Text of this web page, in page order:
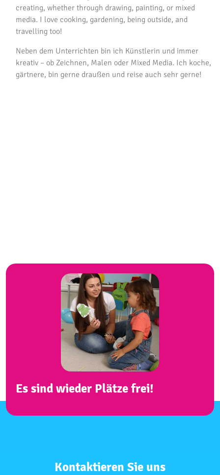
creating, whether through drawing, painting, or mixed
media. I love cooking, gardening, being outside, and
travelling too!
Neben dem Unterrichten bin ich Künstlerin und immer
kreativ – ob Zeichnen, Malen oder Mixed Media. Ich koche,
gärtnere, bin gerne draußen und reise auch sehr gerne!
Es sind wieder Plätze frei!
Kontaktieren Sie uns